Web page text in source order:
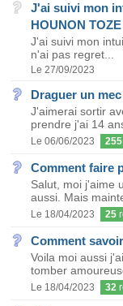
J'ai suivi mon
HOUNON TOZE
J'ai suivi mon
n'ai pas regret...
Le 27/09/2023
Draguer un
J'aimerai sortir
prendre j'ai 14
Le 06/06/2023 255
Comment faire
Salut, moi j'aime
aussi. Mais
Le 18/04/2023 25
Comment
Voila moi aussi
tomber
Le 18/04/2023 32